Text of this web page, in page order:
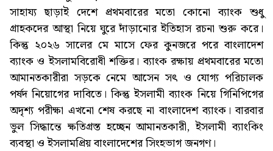
সাহায্য ছাড়াই দেশে প্রথমবারের মতো কোনো ব্যাংক শুধু
গ্রাহকদের আস্থা নিয়ে ঘুরে দাঁড়ানোর ইতিহাস রচনা শুরু করে।
কিন্তু ২০২৬ সালের মে মাসে ফের কুনজরে পরে বাংলাদেশ
ব্যাংক ও ইসলামবিরোধী শক্তির। ব্যাংক রক্ষায় প্রথমবারের মতো
আমানতকারীরা সড়কে নেমে আসেন সৎ ও যোগ্য পরিচালক
পর্ষদ নিয়োগের দাবিতে। কিন্তু ইসলামী ব্যাংক নিয়ে গিনিপিগের
অদৃশ্য পরীক্ষা এখনো শেষ করছে না বাংলাদেশ ব্যাংক। বারবার
ভুল সিদ্ধান্তে ক্ষতিগ্রস্ত হচ্ছেন আমানতকারী, ইসলামী ব্যাংকিং
ব্যবস্থা ও ইসলামপ্রিয় বাংলাদেশের সিংহভাগ জনগণ।